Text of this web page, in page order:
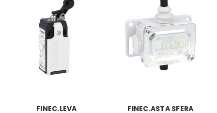
FINEC.LEVA FINEC.ASTA SFERA